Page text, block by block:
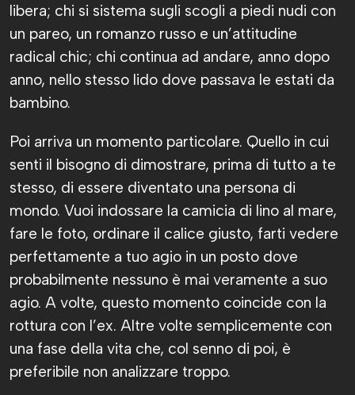
libera; chi si sistema sugli scogli a piedi nudi con
un pareo, un romanzo russo e un’attitudine
radical chic; chi continua ad andare, anno dopo
anno, nello stesso lido dove passava le estati da
bambino.
Poi arriva un momento particolare. Quello in cui
senti il bisogno di dimostrare, prima di tutto a te
stesso, di essere diventato una persona di
mondo. Vuoi indossare la camicia di lino al mare,
fare le foto, ordinare il calice giusto, farti vedere
perfettamente a tuo agio in un posto dove
probabilmente nessuno è mai veramente a suo
agio. A volte, questo momento coincide con la
rottura con l’ex. Altre volte semplicemente con
una fase della vita che, col senno di poi, è
preferibile non analizzare troppo.